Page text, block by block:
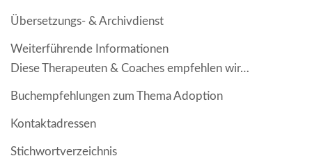
Übersetzungs- & Archivdienst
Weiterführende Informationen
Diese Therapeuten & Coaches empfehlen wir…
Buchempfehlungen zum Thema Adoption
Kontaktadressen
Stichwortverzeichnis